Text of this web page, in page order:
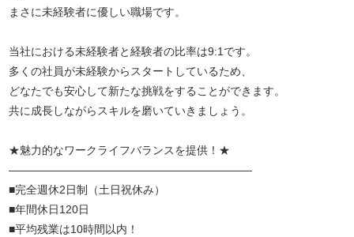
まさに未経験者に優しい職場です。
当社における未経験者と経験者の比率は9:1です。
多くの社員が未経験からスタートしているため、
どなたでも安心して新たな挑戦をすることができます。
共に成長しながらスキルを磨いていきましょう。
★魅力的なワークライフバランスを提供！★
――――――――――――――――――――――
■完全週休2日制（土日祝休み）
■年間休日120日
■平均残業は10時間以内！